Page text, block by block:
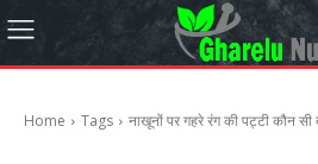
Home Tags नाखूनों पर गहरे रंग की पट्टी कौन सी